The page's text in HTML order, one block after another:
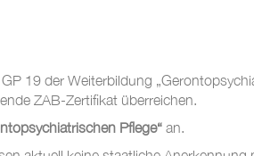
19 der Weiterbildung
ZAB-Zertifikat überreichen.
Pflege“ an.